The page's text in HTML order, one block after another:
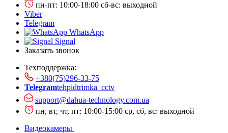
пн-пт: 10:00-18:00 сб-вс: выходной
Viber
Telegram
WhatsApp
Signal
Заказать звонок
Техподдержка:
+380(75)296-33-75
Telegramtehpidtrimka_cctv
support@dahua-technology.com.ua
пн, вт, чт, пт: 10:00-15:00 ср, сб, вс: выходной
Видеокамеры